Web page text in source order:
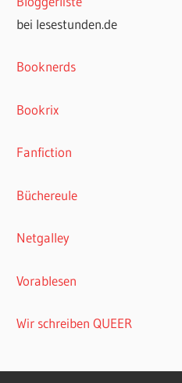
bei lesestunden.de
Booknerds
Bookrix
Fanfiction
Büchereule
Netgalley
Vorablesen
Wir schreiben QUEER